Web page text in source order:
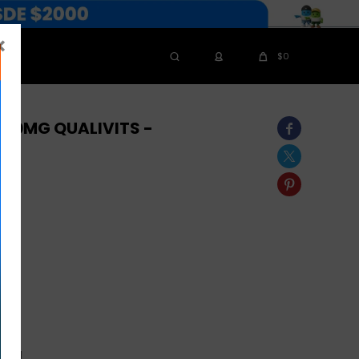
$0



QUALIVITS -